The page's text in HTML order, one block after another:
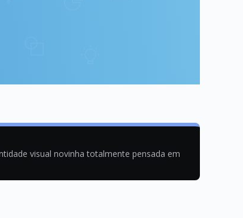
visual novinha totalmente pensada em